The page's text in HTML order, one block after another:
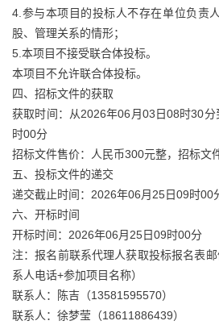
4.参与本项目的投标人不存在单位负责
股、管理关系的情形；
5.本项目不接受联合体投标。
本项目不允许联合体投标。
四、招标文件的获取
获取时间：从2026年06月03日08时30
时00分
招标文件售价：人民币300元整，招标文
五、投标文件的递交
递交截止时间：2026年06月25日09时00
六、开标时间
开标时间：2026年06月25日09时00分
注：报名前联系代理人获取投标报名表
系人电话+参加项目名称）
联系人：陈吉（13581595570）
联系人：徐梦莹（18611886439）